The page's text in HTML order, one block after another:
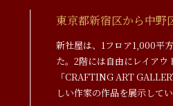
東京都新宿区から中野
新社屋は、1フロア1,000平
た。2階には自由にレイア
「CRAFTING ART
しい作家の作品を展示してい